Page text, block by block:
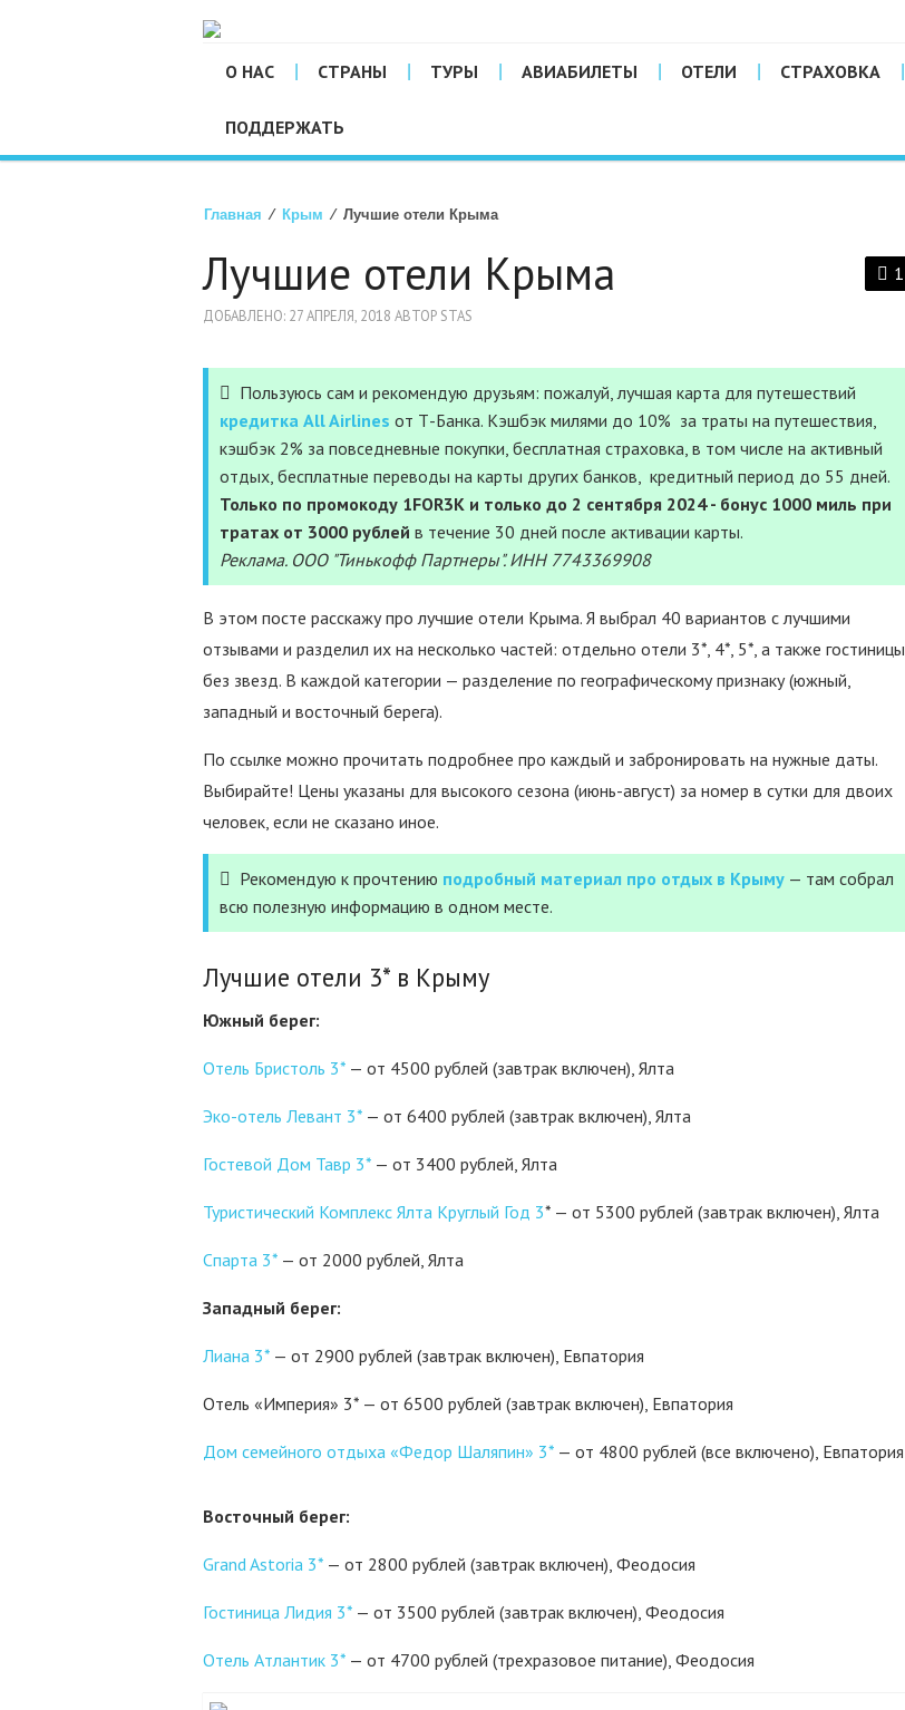
О НАС СТРАНЫ ТУРЫ АВИАБИЛЕТЫ ОТЕЛИ СТРАХОВКА
ПОДДЕРЖАТЬ
Главная ⁄ Крым ⁄ Лучшие отели Крыма
1
Лучшие отели Крыма
ДОБАВЛЕНО: 27 АПРЕЛЯ, 2018 АВТОР STAS
Пользуюсь сам и рекомендую друзьям: пожалуй, лучшая карта для путешествий
кредитка All Airlines от Т-Банка. Кэшбэк милями до 10% за траты на путешествия,
кэшбэк 2% за повседневные покупки, бесплатная страховка, в том числе на активный
отдых, бесплатные переводы на карты других банков, кредитный период до 55 дней.
Только по промокоду 1FOR3K и только до 2 сентября 2024 - бонус 1000 миль при
тратах от 3000 рублей в течение 30 дней после активации карты.
Реклама. ООО "Тинькофф Партнеры". ИНН 7743369908
В этом посте расскажу про лучшие отели Крыма. Я выбрал 40 вариантов с лучшими
отзывами и разделил их на несколько частей: отдельно отели 3*, 4*, 5*, а также гостиницы
без звезд. В каждой категории — разделение по географическому признаку (южный,
западный и восточный берега).
По ссылке можно прочитать подробнее про каждый и забронировать на нужные даты.
Выбирайте! Цены указаны для высокого сезона (июнь-август) за номер в сутки для двоих
человек, если не сказано иное.
Рекомендую к прочтению подробный материал про отдых в Крыму — там собрал
всю полезную информацию в одном месте.
Лучшие отели 3* в Крыму
Южный берег:
Отель Бристоль 3* — от 4500 рублей (завтрак включен), Ялта
Эко-отель Левант 3* — от 6400 рублей (завтрак включен), Ялта
Гостевой Дом Тавр 3* — от 3400 рублей, Ялта
Туристический Комплекс Ялта Круглый Год 3* — от 5300 рублей (завтрак включен), Ялта
Спарта 3* — от 2000 рублей, Ялта
Западный берег:
Лиана 3* — от 2900 рублей (завтрак включен), Евпатория
Отель «Империя» 3* — от 6500 рублей (завтрак включен), Евпатория
Дом семейного отдыха «Федор Шаляпин» 3* — от 4800 рублей (все включено), Евпатория
Восточный берег:
Grand Astoria 3* — от 2800 рублей (завтрак включен), Феодосия
Гостиница Лидия 3* — от 3500 рублей (завтрак включен), Феодосия
Отель Атлантик 3* — от 4700 рублей (трехразовое питание), Феодосия